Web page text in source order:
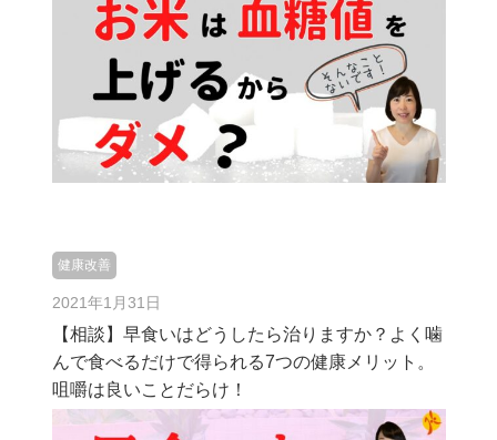
健康改善
2021年1月31日
【相談】早食いはどうしたら治りますか？よく噛
んで食べるだけで得られる7つの健康メリット。
咀嚼は良いことだらけ！